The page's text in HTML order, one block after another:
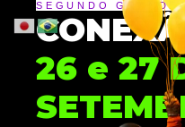
SEGUNDO GRANDE
26 e 27